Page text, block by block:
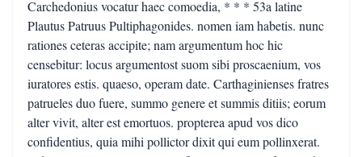
Carchedonius vocatur haec comoedia, * * * 53a latine
Plautus Patruus Pultiphagonides. nomen iam habetis. nunc
rationes ceteras accipite; nam argumentum hoc hic
censebitur: locus argumentost suom sibi proscaenium, vos
iuratores estis. quaeso, operam date. Carthaginienses fratres
patrueles duo fuere, summo genere et summis ditiis; eorum
alter vivit, alter est emortuos. propterea apud vos dico
confidentius, quia mihi pollictor dixit qui eum pollinxerat.